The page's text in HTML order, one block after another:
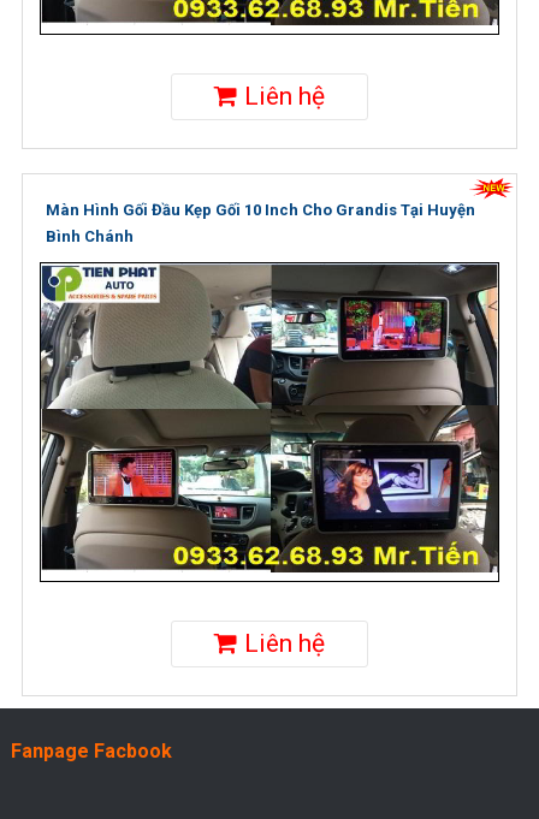
Liên hệ
Màn Hình Gối Đầu Kẹp Gối 10 Inch Cho Grandis Tại Huyện
Bình Chánh
Liên hệ
Fanpage Facbook